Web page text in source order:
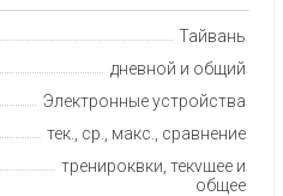
Тайвань
дневной и общий
Электронные устройства
тек., ср., макс., сравнение
тренироквки, текущее и
общее